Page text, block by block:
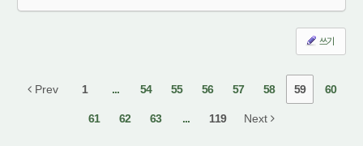
쓰기
Prev 1 ... 54 55 56 57 58 59 60
61 62 63 ... 119 Next